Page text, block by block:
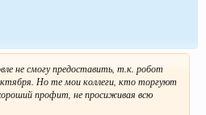
не смогу предоставить, т.к. робот
Но те мои коллеги, кто торгуют
профит, не просиживая всю